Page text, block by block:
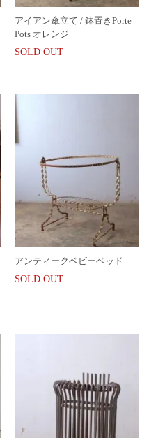
アイアン傘立て / 鉢置きPorte
Pots オレンジ
SOLD OUT
アンティークベビーベッド
SOLD OUT